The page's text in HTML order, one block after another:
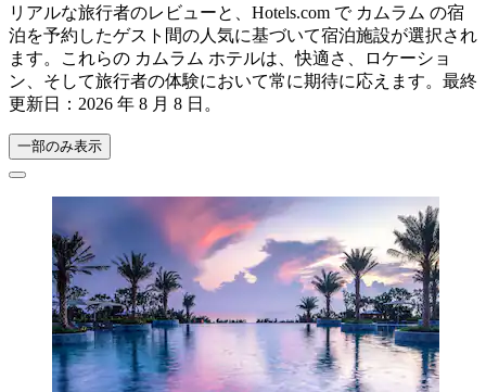
リアルな旅行者のレビューと、Hotels.com で カムラム の宿
泊を予約したゲスト間の人気に基づいて宿泊施設が選択され
ます。これらの カムラム ホテルは、快適さ、ロケーショ
ン、そして旅行者の体験において常に期待に応えます。最終
更新日： 2026 年 8 月 8 日 。
一部のみ表示